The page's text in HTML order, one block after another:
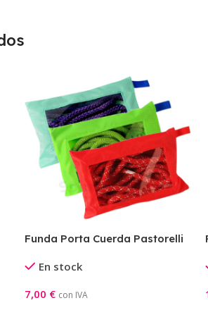
Funda Porta Cuerda Pastorelli
En stock
7,00 € con IVA